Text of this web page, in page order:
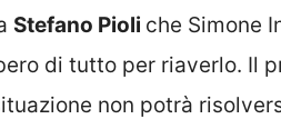
Stefano Pioli che Simone
di tutto per riaverlo. Il
non potrà